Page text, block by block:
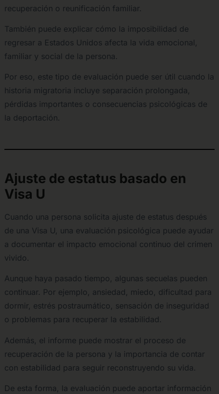
recuperación o reunificación familiar.
También puede explicar cómo la imposibilidad de
regresar a Estados Unidos afecta la vida emocional,
familiar y social de la persona.
Por eso, este tipo de evaluación puede ser útil cuando la
historia migratoria incluye separación prolongada,
pérdidas importantes o consecuencias psicológicas de
la deportación.
Ajuste de estatus basado en
Visa U
Cuando una persona solicita ajuste de estatus después
de una Visa U, una evaluación psicológica puede ayudar
a documentar el impacto emocional continuo del crimen
vivido.
Aunque haya pasado tiempo, algunas secuelas pueden
continuar. Por ejemplo, ansiedad, miedo, dificultad para
dormir, estrés postraumático, sensación de inseguridad
o problemas para recuperar la estabilidad.
Además, el informe puede mostrar el proceso de
recuperación de la persona y la importancia de contar
con estabilidad para seguir reconstruyendo su vida.
De esta forma, la evaluación puede aportar información